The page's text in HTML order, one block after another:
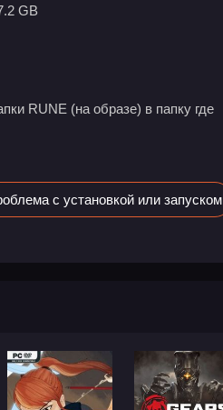
GB
RUNE (на образе) в папку где
с установкой или запуском